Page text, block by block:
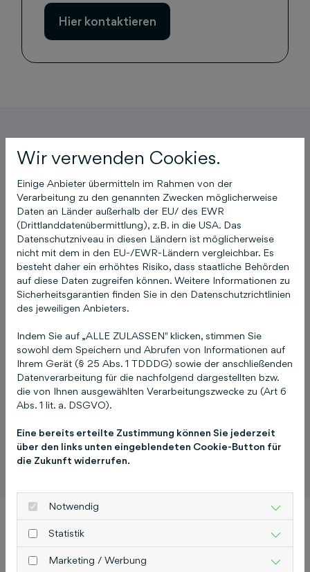
Hier kontaktieren
Youtube inaktiv
Aufgrund Ihrer Cookie-Einstellungen
kann dieses Modul nicht geladen
werden.
Wenn Sie dieses Modul sehen möchten,
passen Sie bitte Ihre Cookie-
Einstellungen entsprechend an.
Cookie Einstellungen
Geschäftsführerin Stra-Park GmbH
In der Branche suchen – in
Wir verwenden Cookies.
Einige Anbieter übermitteln im Rahmen von der
Verarbeitung zu den genannten Zwecken möglicherweise
Daten an Länder außerhalb der EU/ des EWR
(Drittlanddatenübermittlung), z.B. in die USA. Das
Datenschutzniveau in diesen Ländern ist möglicherweise
nicht mit dem in den EU-/EWR-Ländern vergleichbar. Es
besteht daher ein erhöhtes Risiko, dass staatliche Behörden
auf diese Daten zugreifen können. Weitere Informationen zu
Sicherheitsgarantien finden Sie in den Datenschutzrichtlinien
des jeweiligen Anbieters.
Indem Sie auf „ALLE ZULASSEN" klicken, stimmen Sie
sowohl dem Speichern und Abrufen von Informationen auf
Ihrem Gerät (§ 25 Abs. 1 TDDDG) sowie der anschließenden
Datenverarbeitung für die nachfolgend dargestellten bzw.
die von Ihnen ausgewählten Verarbeitungszwecke zu (Art 6
Abs. 1 lit. a. DSGVO).
Eine bereits erteilte Zustimmung können Sie jederzeit
über den links unten eingeblendeten Cookie-Button für
die Zukunft widerrufen.
Notwendig
Statistik
Marketing / Werbung